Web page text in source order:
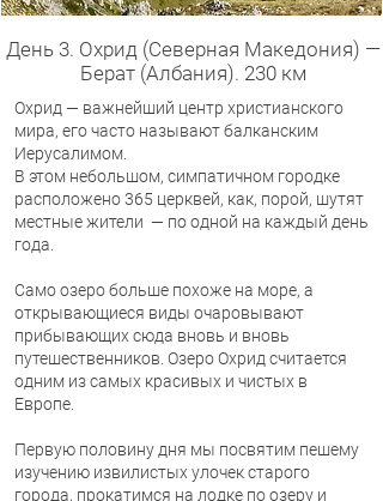
День 3. Охрид (Северная Македония) —
Берат (Албания). 230 км
Охрид — важнейший центр христианского
мира, его часто называют балканским
Иерусалимом.
В этом небольшом, симпатичном городке
расположено 365 церквей, как, порой, шутят
местные жители — по одной на каждый день
года.
Само озеро больше похоже на море, а
открывающиеся виды очаровывают
прибывающих сюда вновь и вновь
путешественников. Озеро Охрид считается
одним из самых красивых и чистых в
Европе.
Первую половину дня мы посвятим пешему
изучению извилистых улочек старого
города, прокатимся на лодке по озеру и